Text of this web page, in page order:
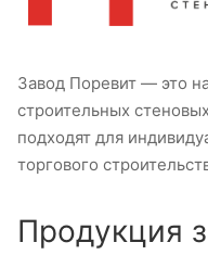
Завод Поревит — это
строительных
подходят для
торгового
Продукция